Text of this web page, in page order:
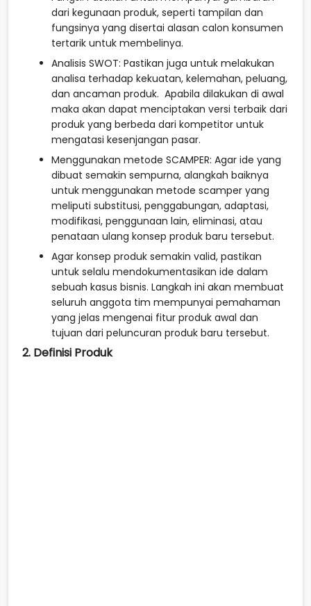
dari kegunaan produk, seperti tampilan dan
fungsinya yang disertai alasan calon konsumen
tertarik untuk membelinya.
Analisis SWOT: Pastikan juga untuk melakukan
analisa terhadap kekuatan, kelemahan, peluang,
dan ancaman produk. Apabila dilakukan di awal
maka akan dapat menciptakan versi terbaik dari
produk yang berbeda dari kompetitor untuk
mengatasi kesenjangan pasar.
Menggunakan metode SCAMPER: Agar ide yang
dibuat semakin sempurna, alangkah baiknya
untuk menggunakan metode scamper yang
meliputi substitusi, penggabungan, adaptasi,
modifikasi, penggunaan lain, eliminasi, atau
penataan ulang konsep produk baru tersebut.
Agar konsep produk semakin valid, pastikan
untuk selalu mendokumentasikan ide dalam
sebuah kasus bisnis. Langkah ini akan membuat
seluruh anggota tim mempunyai pemahaman
yang jelas mengenai fitur produk awal dan
tujuan dari peluncuran produk baru tersebut.
2. Definisi Produk